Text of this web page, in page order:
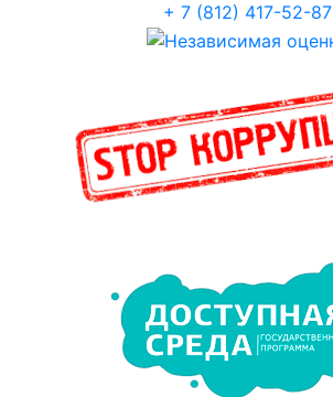
+ 7 (812) 417-52-87